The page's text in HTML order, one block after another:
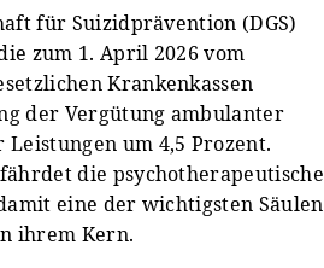
für Suizidprävention (DGS)
zum 1. April 2026 vom
Krankenkassen
der Vergütung ambulanter
um 4,5 Prozent.
die psychotherapeutische
eine der wichtigsten Säulen
ihrem Kern.